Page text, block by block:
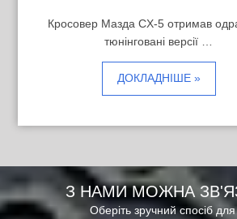
Кросовер Мазда CX-5 отримав
тюнінговані версії …
ДОКЛАДНІШЕ »
З НАМИ МОЖНА
Оберіть зручний спосіб для